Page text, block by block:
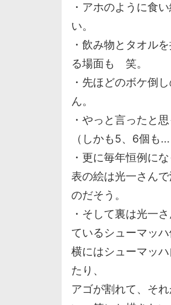
・アホのように食
い。
・飲み物とタオル
る場面も 笑。
・先ほどのボケ倒
ん。
・やっと言ったと
（しかも5、6個も
・更に毎年恒例に
表の絵は光一さん
のだそう。
・そして裏は光一
ているシューマッ
横にはシューマッ
たり、
アゴが割れて、そ